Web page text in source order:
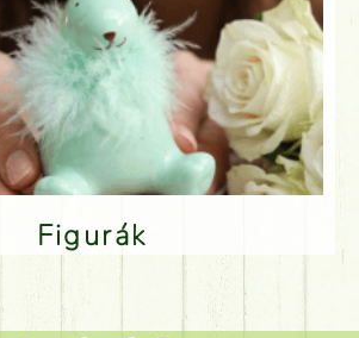
Figurák